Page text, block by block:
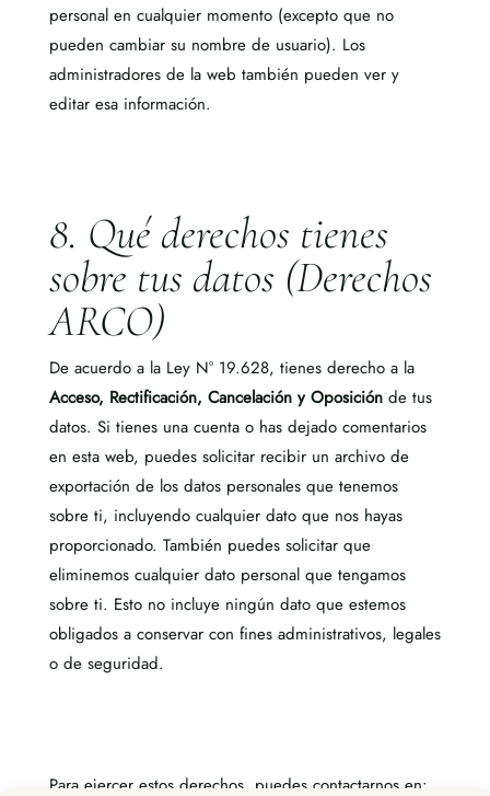
personal en cualquier momento (excepto que no
pueden cambiar su nombre de usuario). Los
administradores dela web también pueden ver y
editar esa información.
8. Qué derechos tienes
sobre tus datos (Derechos
ARCO)
De acuerdo a la Ley N° 19.628, tienes derecho a la
Acceso, Rectificación, Cancelación y Oposiciónde tus
datos. Si tienes una cuenta o has dejado comentarios
en esta web, puedes solicitar recibir un archivo de
exportación de los datos personales que tenemos
sobre ti, incluyendo cualquier dato que nos hayas
proporcionado. También puedes solicitar que
eliminemos cualquier dato personal que tengamos
sobre ti. Esto no incluye ningún dato que estemos
obligados a conservar con fines administrativos, legales
o de seguridad.
Para ejercer estos derechos, puedes contactarnos en: